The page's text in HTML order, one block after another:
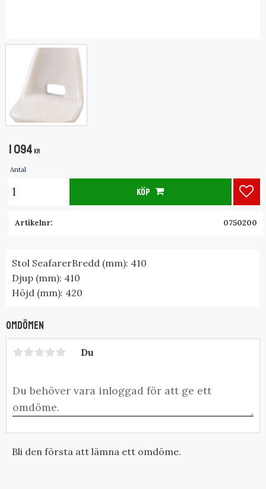
1 094 KR
Antal
KÖP
Artikelnr 0750200
Stol SeafarerBredd (mm): 410
Djup (mm): 410
Höjd (mm): 420
Omdömen
Du
Bli den första att lämna ett omdöme.